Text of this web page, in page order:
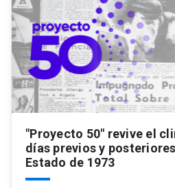
"Proyecto 50" revive el
días previos y
Estado de 1973